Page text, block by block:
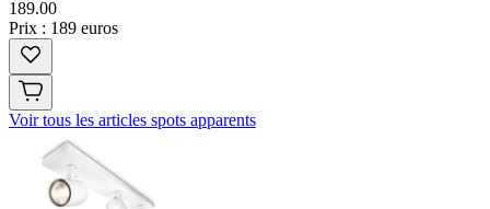
189.00
Prix : 189 euros
Voir tous les articles spots apparents